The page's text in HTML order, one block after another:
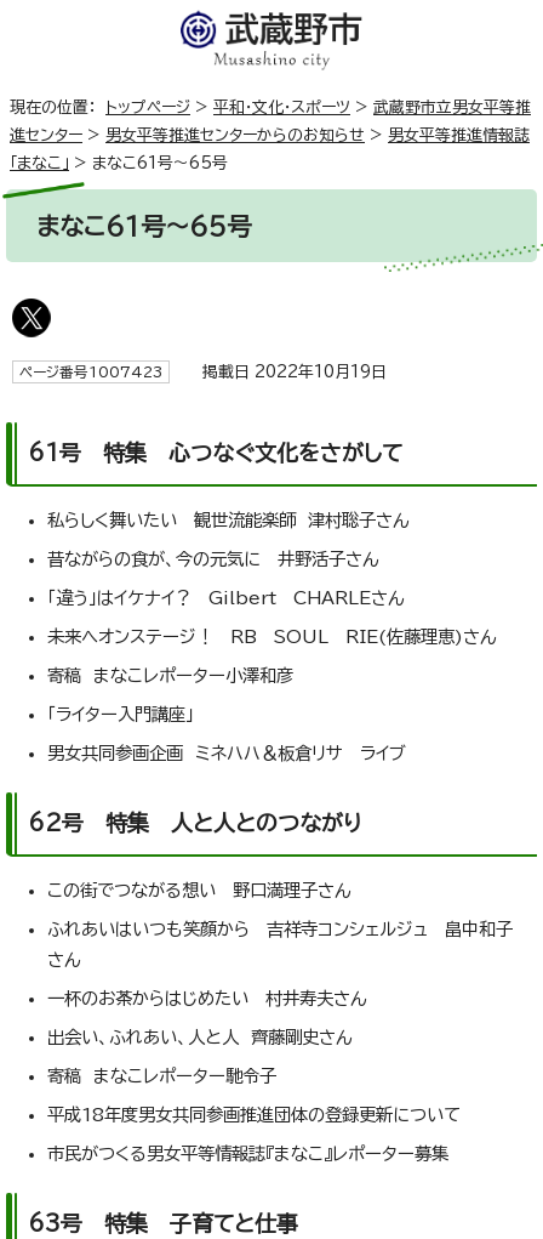
現在の位置： トップページ > 平和・文化・スポーツ > 武蔵野市立男女平等推
進センター > 男女平等推進センターからのお知らせ > 男女平等推進情報誌
「まなこ」 > まなこ61号～65号
まなこ61号～65号
ページ番号1007423 掲載日 2022年10月19日
61号 特集 心つなぐ文化をさがして
私らしく舞いたい 観世流能楽師 津村聡子さん
昔ながらの食が、今の元気に 井野活子さん
「違う」はイケナイ？ Gilbert CHARLEさん
未来へオンステージ！ RB SOUL RIE(佐藤理恵)さん
寄稿 まなこレポーター小澤和彦
「ライター入門講座」
男女共同参画企画 ミネハハ＆板倉リサ ライブ
62号 特集 人と人とのつながり
この街でつながる想い 野口満理子さん
ふれあいはいつも笑顔から 吉祥寺コンシェルジュ 畠中和子
さん
一杯のお茶からはじめたい 村井寿夫さん
出会い、ふれあい、人と人 齊藤剛史さん
寄稿 まなこレポーター馳令子
平成18年度男女共同参画推進団体の登録更新について
市民がつくる男女平等情報誌『まなこ』レポーター募集
63号 特集 子育てと仕事